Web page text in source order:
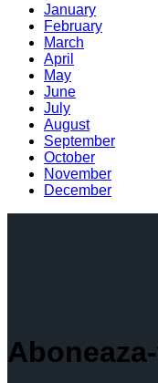
January
February
March
April
May
June
July
August
September
October
November
December